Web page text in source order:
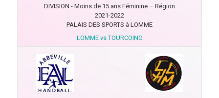
DIVISION - Moins de 15 ans Féminine – Région
2021-2022
PALAIS DES SPORTS à LOMME
LOMME vs TOURCOING